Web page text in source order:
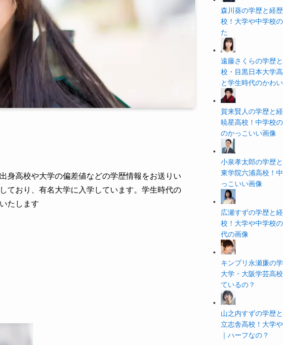
身高校や大学の偏差値などの学歴情報をお送りい
ており、有名大学に入学しています。学生時代の
たします
森川葵の学歴と経
校！大学や中学校
た
遠藤さくらの学歴
校・目黒日本大学
と学生時代のかわ
賀来賢人の学歴と
暁星高校！中学校
のかっこいい画像
小泉孝太郎の学歴
東学院六浦高校！
っこいい画像
広瀬すずの学歴と
校！大学や中学校
代の画像
キンプリ永瀬廉の
大学・大阪学芸高
ているの？
山之内すずの学歴
立志舎高校！大学
｜ハーフなの？